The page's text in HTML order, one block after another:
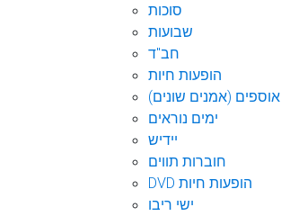
סוכות
שבועות
חב"ד
הופעות חיות
אוספים (אמנים שונים)
ימים נוראים
יידיש
חוברות תווים
DVD הופעות חיות
ישי ריבו